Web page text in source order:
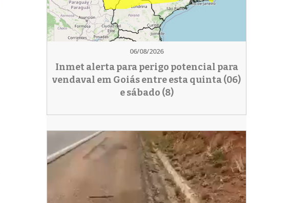
06/08/2026
Inmet alerta para perigo potencial para
vendaval em Goiás entre esta quinta (06)
e sábado (8)